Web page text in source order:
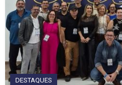
DESTAQUES